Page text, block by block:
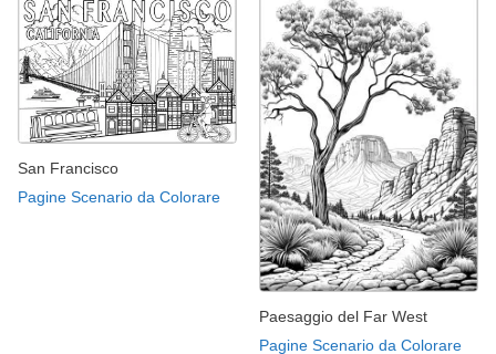
San Francisco
Pagine Scenario da Colorare
Paesaggio del Far West
Pagine Scenario da Colorare